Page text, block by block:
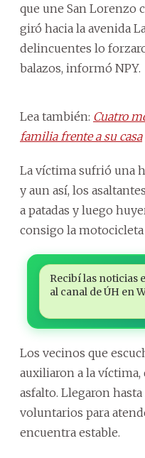
que une San Lorenzo
giró hacia la avenida
delincuentes lo
balazos, informó NPY.
Lea también: Cuatro
familia frente a su casa
La víctima sufrió una
y aun así, los
a patadas y luego
consigo la
Recibí las noticias
al canal de ÚH en
Los vecinos que
auxiliaron a la
asfalto. Llegaron
voluntarios para
encuentra estable.